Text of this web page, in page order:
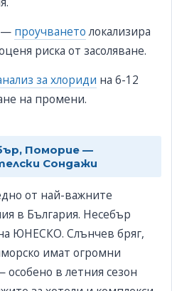
— проучванетолокализира
риска от засоляване.
за хлориди на 6-12
на промени.
Поморие —
Сондажи
от най-важните
в България. Несебър
ЮНЕСКО. Слънчев бряг,
имат огромни
в летния сезон